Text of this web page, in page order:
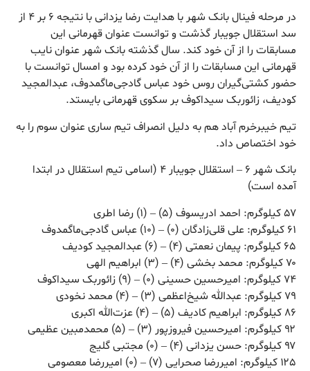
در مرحله فینال بانک شهر با هدایت رضا یزدانی با نتیجه ۶ بر ۴ از
سد استقلال جویبار گذشت و توانست عنوان قهرمانی این
مسابقات را از آن خود کند. سال گذشته بانک شهر عنوان نایب
قهرمانی این مسابقات را از آن خود کرده بود و امسال توانست با
حضور کشتی‌گیران روس خود عباس گادجی‌ماگمدوف، عبدالمجید
کودیف، زائوربک سیداکوف بر سکوی قهرمانی بایستد.
تیم خیبرخرم آباد هم به دلیل انصراف تیم ساری عنوان سوم را به
خود اختصاص داد.
بانک شهر ۶ – استقلال جویبار ۴ (اسامی تیم استقلال در ابتدا
آمده است)
۵۷ کیلوگرم: احمد ادریسوف (۵) – (۱) رضا اطری
۶۱ کیلوگرم: علی قلی‌زادگان (۰) – (۱۰) عباس گادجی‌ماگمدوف
۶۵ کیلوگرم: پیمان نعمتی (۴) – (۶) عبدالمجید کودیف
۷۰ کیلوگرم: محمد بخشی (۴) – (۳) ابراهیم الهی
۷۴ کیلوگرم: امیرحسین حسینی (۰) – (۹) زائوربک سیداکوف
۷۹ کیلوگرم: عبدالله شیخ‌اعظمی (۳) – (۴) محمد نخودی
۸۶ کیلوگرم: ابراهیم کادیف (۵) – (۴) عزت‌الله اکبری
۹۲ کیلوگرم: امیرحسین فیروزپور (۳) – (۵) محمدمبین عظیمی
۹۷ کیلوگرم: حسن یزدانی (۴) – (۰) مجتبی گلیج
۱۲۵ کیلوگرم: امیررضا صحرایی (۷) – (۰) امیررضا معصومی